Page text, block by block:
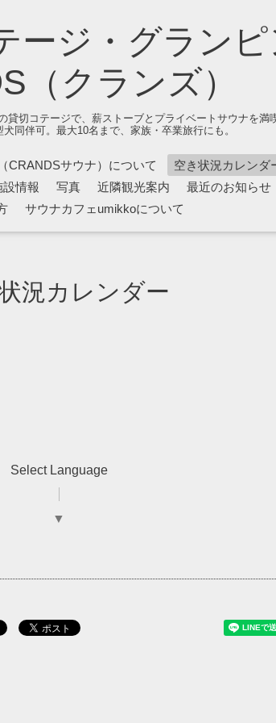
ージ・グラン
（クランズ）
切コテージで、薪ストーブとプライベートサウナを満
同伴可。最大10名まで、家族・卒業旅行にも。
CRANDSサウナ）について 空き状況カレンダ
設情報 写真 近隣観光案内 最近のお知らせ
サウナカフェumikkoについて
況カレンダー
Select Language
▼